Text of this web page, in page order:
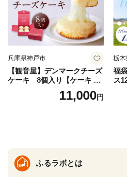
兵庫県神戸市
【観音屋】デンマークチーズ
ケーキ 8個入り【ケーキ チ
ーズケーキ 人気スイーツ お
すすめスイーツ 神戸スイー
11,000円
栃
福
ス
場
ト
ふるラボとは